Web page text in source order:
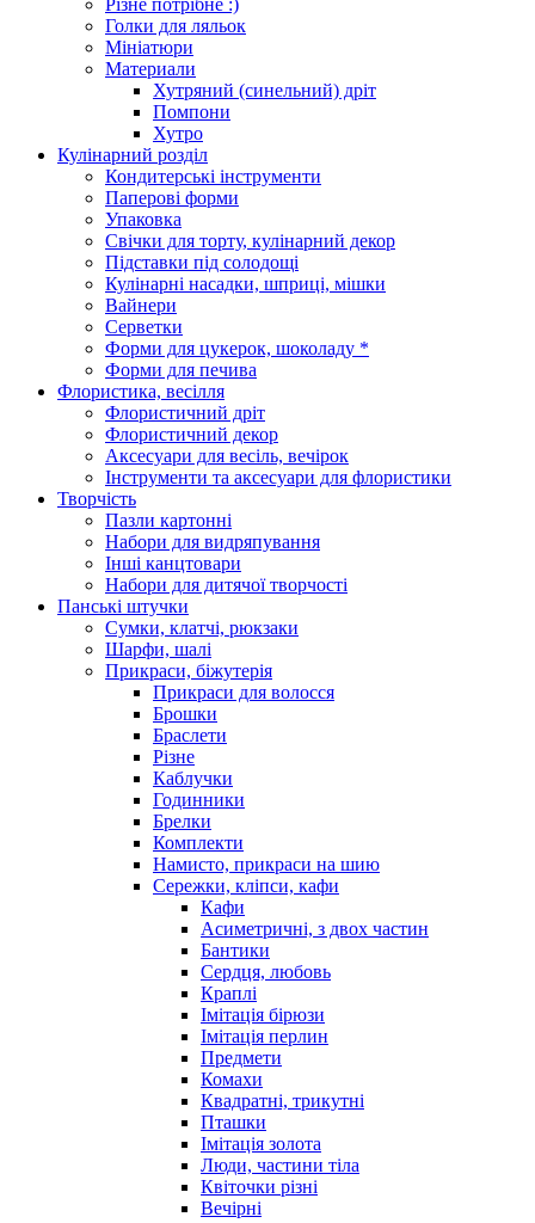
Голки для ляльок
Мініатюри
Материали
Хутряний (синельний) дріт
Помпони
Хутро
Кулінарний розділ
Кондитерські інструменти
Паперові форми
Упаковка
Свічки для торту, кулінарний декор
Підставки під солодощі
Кулінарні насадки, шприці, мішки
Вайнери
Серветки
Форми для цукерок, шоколаду *
Форми для печива
Флористика, весілля
Флористичний дріт
Флористичний декор
Аксесуари для весіль, вечірок
Інструменти та аксесуари для флористики
Творчість
Пазли картонні
Набори для видряпування
Інші канцтовари
Набори для дитячої творчості
Панські штучки
Сумки, клатчі, рюкзаки
Шарфи, шалі
Прикраси, біжутерія
Прикраси для волосся
Брошки
Браслети
Різне
Каблучки
Годинники
Брелки
Комплекти
Намисто, прикраси на шию
Сережки, кліпси, кафи
Кафи
Асиметричні, з двох частин
Бантики
Сердця, любовь
Краплі
Імітація бірюзи
Імітація перлин
Предмети
Комахи
Квадратні, трикутні
Пташки
Імітація золота
Люди, частини тіла
Квіточки різні
Вечірні